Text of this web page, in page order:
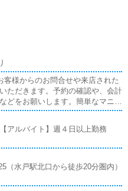
客様からのお問合せや来店された
ただきます。予約の確認や、会計
どをお願いします。簡単なマニュ
付いて業務内容を見ながら徐々に
ネットなど、ポータルサイト等の
ブログの更新時に簡単に文字が入
理お客様やキャストの方に快適に
アルバイト】週４日以上勤務
（水戸駅北口から徒歩20分圏内）